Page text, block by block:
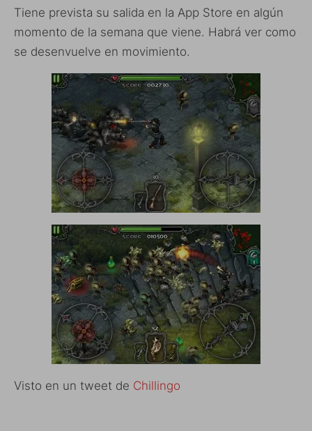
Tiene prevista su salida en la App Store en algún
momento de la semana que viene. Habrá ver como
se desenvuelve en movimiento.
Visto en un tweet de Chillingo